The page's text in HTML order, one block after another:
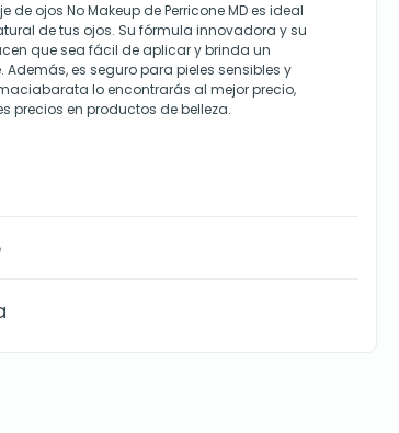
de ojos No Makeup de Perricone MD es ideal
de tus ojos. Su fórmula innovadora y su
que sea fácil de aplicar y brinda un
es seguro para pieles sensibles y
lo encontrarás al mejor precio,
precios en productos de belleza.